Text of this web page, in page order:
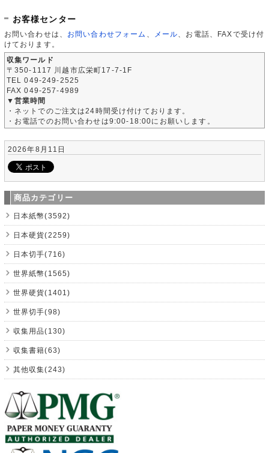
お客様センター
お問い合わせは、 お問い合わせフォーム メール 、お電話、FAXで受け付
けております。
収集ワールド
〒350-1117 川越市広栄町17-7-1F
TEL 049-249-2525
FAX 049-257-4989
▼営業時間
・ネットでのご注文は24時間受け付けております。
・お電話でのお問い合わせは9:00-18:00にお願いします。
2026年8月11日
商品カテゴリー
日本紙幣(3592)
日本硬貨(2259)
日本切手(716)
世界紙幣(1565)
世界硬貨(1401)
世界切手(98)
収集用品(130)
収集書籍(63)
其他収集(243)